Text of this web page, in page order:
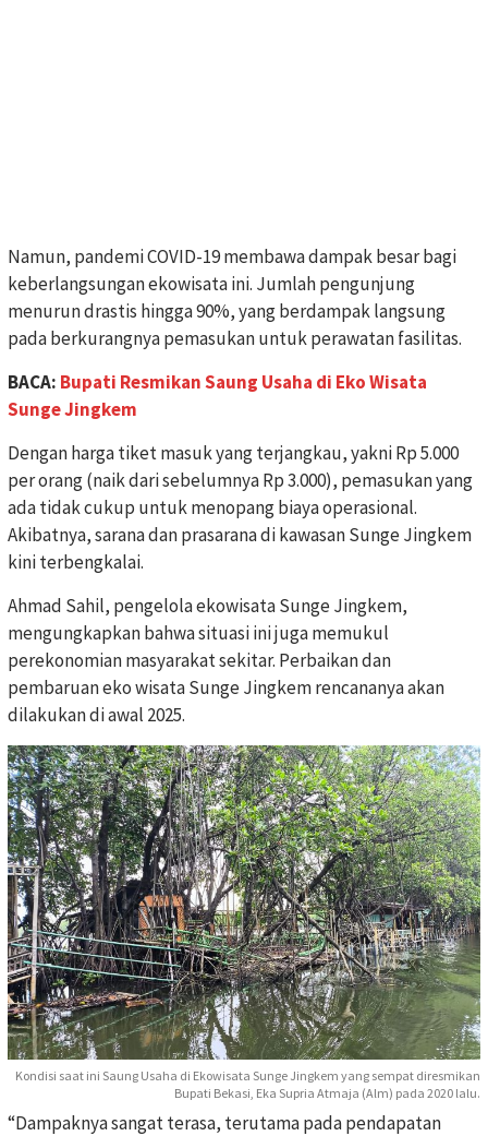
Namun, pandemi COVID-19 membawa dampak besar bagi
keberlangsungan ekowisata ini. Jumlah pengunjung
menurun drastis hingga 90%, yang berdampak langsung
pada berkurangnya pemasukan untuk perawatan fasilitas.
BACA: Bupati Resmikan Saung Usaha di Eko Wisata
Sunge Jingkem
Dengan harga tiket masuk yang terjangkau, yakni Rp 5.000
per orang (naik dari sebelumnya Rp 3.000), pemasukan yang
ada tidak cukup untuk menopang biaya operasional.
Akibatnya, sarana dan prasarana di kawasan Sunge Jingkem
kini terbengkalai.
Ahmad Sahil, pengelola ekowisata Sunge Jingkem,
mengungkapkan bahwa situasi ini juga memukul
perekonomian masyarakat sekitar. Perbaikan dan
pembaruan eko wisata Sunge Jingkem rencananya akan
dilakukan di awal 2025.
Kondisi saat ini Saung Usaha di Ekowisata Sunge Jingkem yang sempat diresmikan
Bupati Bekasi, Eka Supria Atmaja (Alm) pada 2020 lalu.
“Dampaknya sangat terasa, terutama pada pendapatan